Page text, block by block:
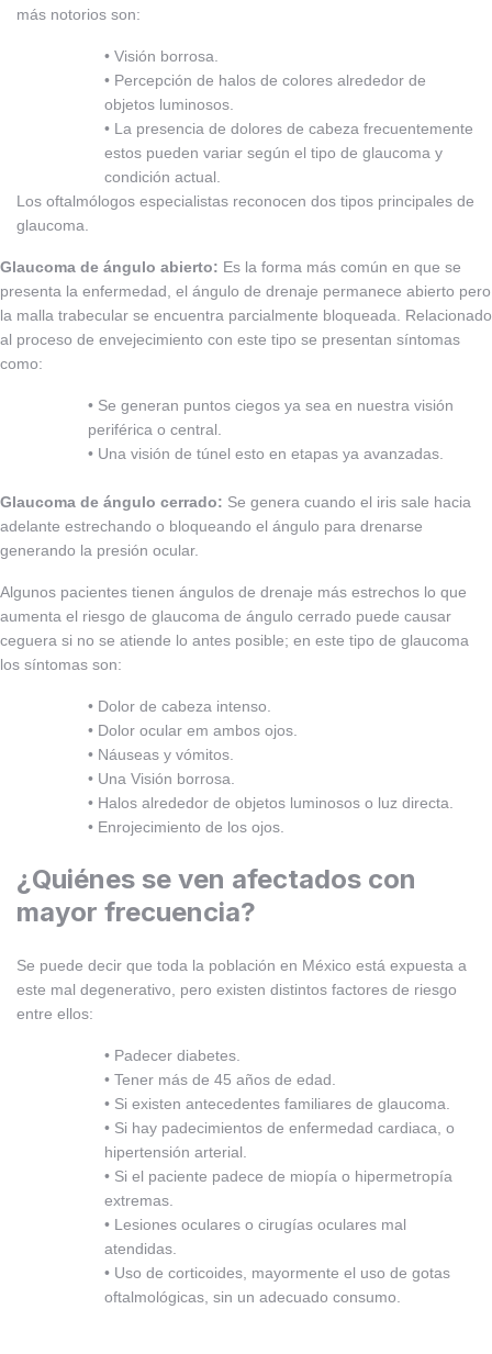
más notorios son:
• Visión borrosa.
• Percepción de halos de colores alrededor de
objetos luminosos.
• La presencia de dolores de cabeza frecuentemente
estos pueden variar según el tipo de glaucoma y
condición actual.
Los oftalmólogos especialistas reconocen dos tipos principales de
glaucoma.
Glaucoma de ángulo abierto: Es la forma más común en que se
presenta la enfermedad, el ángulo de drenaje permanece abierto pero
la malla trabecular se encuentra parcialmente bloqueada. Relacionado
al proceso de envejecimiento con este tipo se presentan síntomas
como:
• Se generan puntos ciegos ya sea en nuestra visión
periférica o central.
• Una visión de túnel esto en etapas ya avanzadas.
Glaucoma de ángulo cerrado: Se genera cuando el iris sale hacia
adelante estrechando o bloqueando el ángulo para drenarse
generando la presión ocular.
Algunos pacientes tienen ángulos de drenaje más estrechos lo que
aumenta el riesgo de glaucoma de ángulo cerrado puede causar
ceguera si no se atiende lo antes posible; en este tipo de glaucoma
los síntomas son:
• Dolor de cabeza intenso.
• Dolor ocular em ambos ojos.
• Náuseas y vómitos.
• Una Visión borrosa.
• Halos alrededor de objetos luminosos o luz directa.
• Enrojecimiento de los ojos.
¿Quiénes se ven afectados con
mayor frecuencia?
Se puede decir que toda la población en México está expuesta a
este mal degenerativo, pero existen distintos factores de riesgo
entre ellos:
• Padecer diabetes.
• Tener más de 45 años de edad.
• Si existen antecedentes familiares de glaucoma.
• Si hay padecimientos de enfermedad cardiaca, o
hipertensión arterial.
• Si el paciente padece de miopía o hipermetropía
extremas.
• Lesiones oculares o cirugías oculares mal
atendidas.
• Uso de corticoides, mayormente el uso de gotas
oftalmológicas, sin un adecuado consumo.